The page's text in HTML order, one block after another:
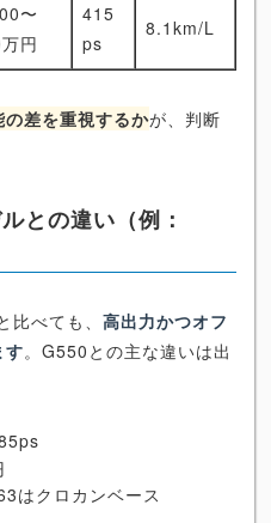
〜
円
415
ps
8.1km/L
差を重視するかが、判断
との違い（例：
べても、 高出力かつオフ
す。G550との主な違いは出
はクロカンベース